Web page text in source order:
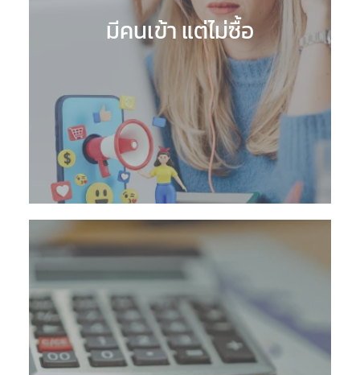
มีคนเข้า แต่ไม่ซื้อ